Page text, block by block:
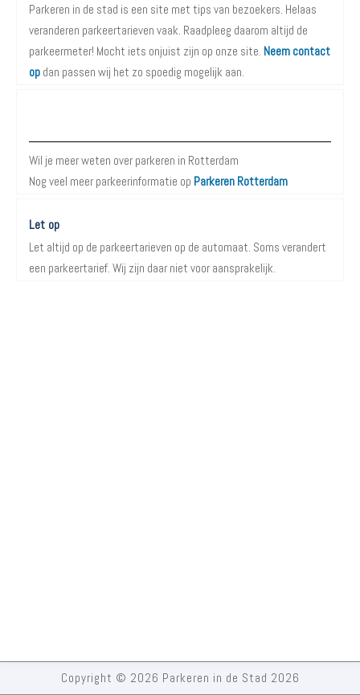
Parkeren in de stad is een site met tips van bezoekers. Helaas
veranderen parkeertarieven vaak. Raadpleeg daarom altijd de
parkeermeter! Mocht iets onjuist zijn op onze site. Neem contact
op dan passen wij het zo spoedig mogelijk aan.
Wil je meer weten over parkeren in Rotterdam
Nog veel meer parkeerinformatie op Parkeren Rotterdam
Let op
Let altijd op de parkeertarieven op de automaat. Soms verandert
een parkeertarief. Wij zijn daar niet voor aansprakelijk.
Copyright © 2026 Parkeren in de Stad 2026